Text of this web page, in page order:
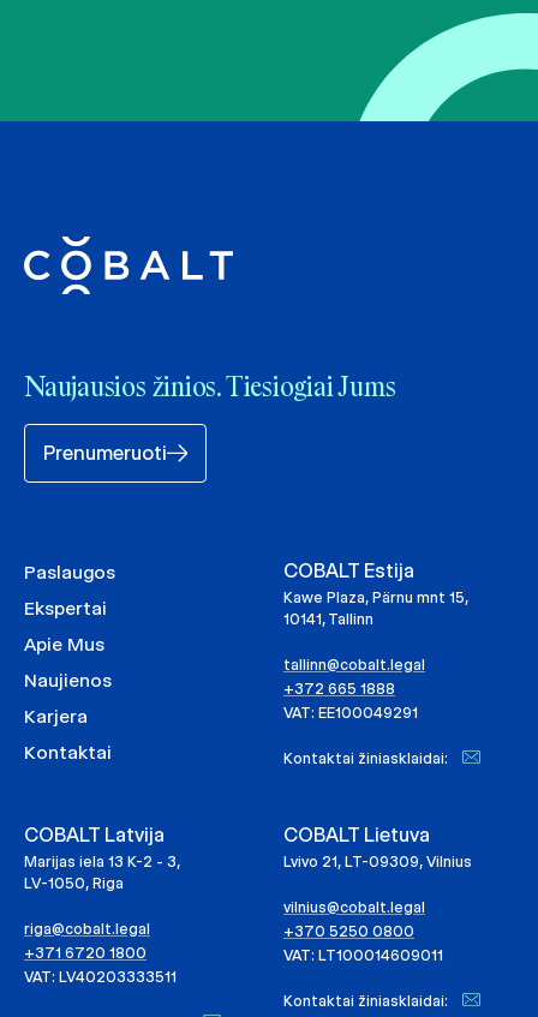
Naujausios žinios. Tiesiogiai Jums
Prenumeruoti
Paslaugos
Ekspertai
Apie Mus
Naujienos
Karjera
Kontaktai
COBALT Estija
Kawe Plaza, Pärnu mnt 15,
10141, Tallinn
tallinn@cobalt.legal
+372 665 1888
VAT: EE100049291
Kontaktai žiniasklaidai:
COBALT Latvija
Marijas iela 13 K-2 - 3,
LV-1050, Riga
riga@cobalt.legal
+371 6720 1800
VAT: LV40203333511
COBALT Lietuva
Lvivo 21, LT-09309, Vilnius
vilnius@cobalt.legal
+370 5250 0800
VAT: LT100014609011
Kontaktai žiniasklaidai: